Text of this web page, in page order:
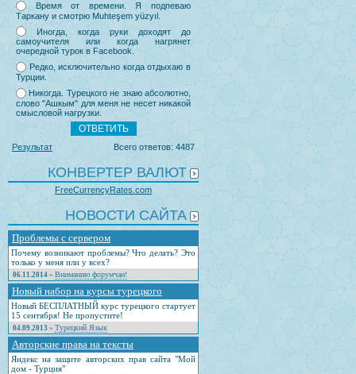
Время от времени. Я подпеваю
Таркану и смотрю Muhteşem yüzyıl.
Иногда, когда руки доходят до
самоучителя или когда нагрянет
очередной турок в Facebook.
Редко, исключительно когда отдыхаю в
Турции.
Никогда. Турецкого не знаю абсолютно,
слово "Ашкым" для меня не несет никакой
смысловой нагрузки.
Результат Всего ответов: 4487
КОНВЕРТЕР ВАЛЮТ
FreeCurrencyRates.com
НОВОСТИ САЙТА
Проблемы с сервером
Почему возникают проблемы? Что делать? Это
только у меня или у всех?
06.11.2014 » Вниманию форумчан!
Новый набор на курсы турецкого
Новый БЕСПЛАТНЫЙ курс турецкого стартует
15 сентября! Не пропустите!
04.09.2013 » Турецкий Язык
Авторские права на тексты
Яндекс на защите авторских прав сайта "Мой
дом - Турция"